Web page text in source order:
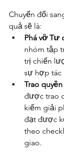
Chuyển đổi
quả sẽ là:
Phá vỡ Tư
nhóm tập
trị chiến
sự hợp tác
Trao
được trao
kiếm giải
đạt được
theo
giao.